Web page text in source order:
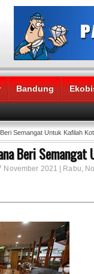
Bandung
Semangat Untuk Kafilah
Beri
2021 | Rabu,